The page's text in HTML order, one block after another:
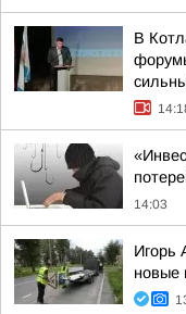
В
14:03
Игорь
новые